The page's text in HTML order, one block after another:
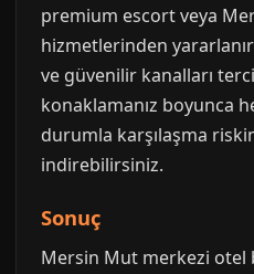
premium escort veya
hizmetlerinden
ve güvenilir kanalları
konaklamanız boyunca
durumla karşılaşma
indirebilirsiniz.
Sonuç
Mersin Mut merkezi otel